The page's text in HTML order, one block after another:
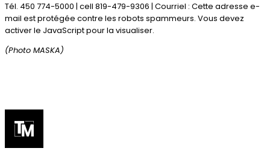
Tél. 450 774-5000 | cell 819-479-9306 | Courriel : Cette adresse e-
mail est protégée contre les robots spammeurs. Vous devez
activer le JavaScript pour la visualiser.
(Photo MASKA)